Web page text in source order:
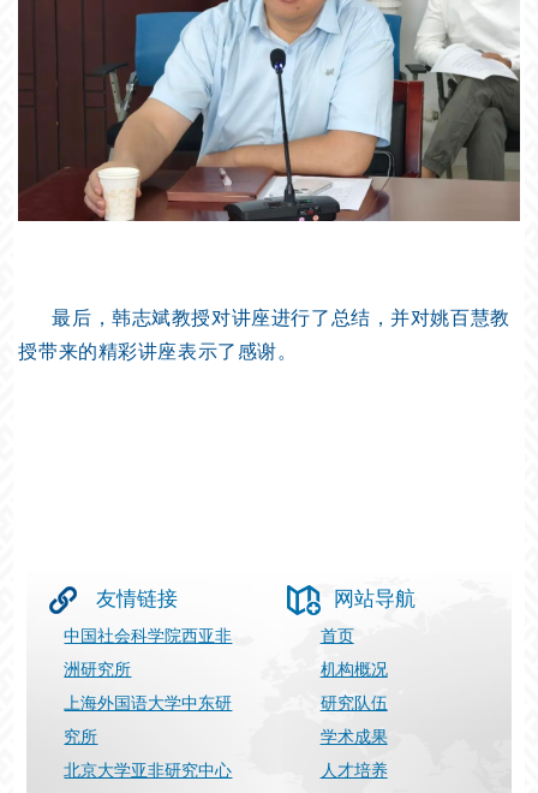
最后，韩志斌教授对讲座进行了总结，并对姚百慧教
授带来的精彩讲座表示了感谢。
友情链接
中国社会科学院西亚非
洲研究所
上海外国语大学中东研
究所
北京大学亚非研究中心
网站导航
首页
机构概况
研究队伍
学术成果
人才培养